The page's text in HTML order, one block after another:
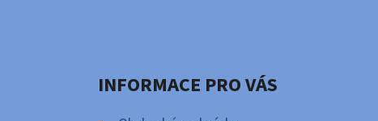
INFORMACE PRO VÁS